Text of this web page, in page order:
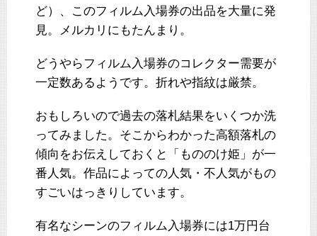
ど）、このフィルム入場券の出品を大量に発
見。メルカリにもたんまり。
どうやらフィルム入場券のコレクター需要が
一定数あるようです。折れや指紋は厳禁。
おもしろいので過去の落札結果をいくつか洗
ってみました。そこからわかった高額落札の
傾向をお伝えしておくと「もののけ姫」が一
番人気。作品によっての人気・不人気がもの
すごいはっきりしています。
有名なシーンのフィルム入場券には1万円台